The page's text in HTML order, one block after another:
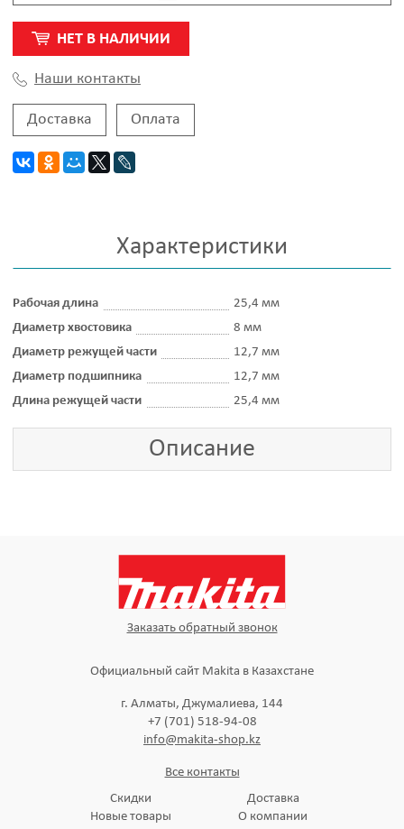
НЕТ В НАЛИЧИИ
Наши контакты
Доставка Оплата
Характеристики
Рабочая длина
25,4 мм
Диаметр хвостовика
8 мм
Диаметр режущей части
12,7 мм
Диаметр подшипника
12,7 мм
Длина режущей части
25,4 мм
Описание
Заказать обратный звонок
Официальный сайт Makita в Казахстане
г. Алматы, Джумалиева, 144
+7 (701) 518-94-08
info@makita-shop.kz
Все контакты
Скидки
Новые товары
Доставка
О компании